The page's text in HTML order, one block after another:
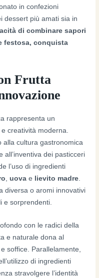
in confezioni
dessert più amati sia in
di combinare sapori
festosa, conquista
Frutta
rappresenta un
creatività moderna.
alla cultura gastronomica
all’inventiva dei pasticceri
l’uso di ingredienti
, uova e lievito madre.
diversa o aromi innovativi
e sorprendenti.
con le radici della
e naturale dona al
soffice. Parallelamente,
di ingredienti
stravolgere l’identità